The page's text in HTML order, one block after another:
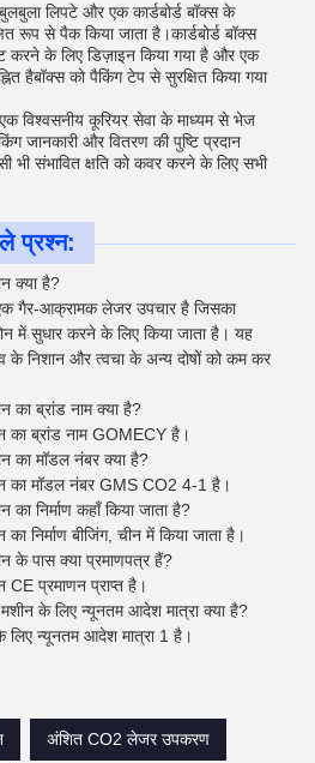
लिपटे और एक कार्डबोर्ड बॉक्स के
रूप से पैक किया जाता है।कार्डबोर्ड बॉक्स
के लिए डिज़ाइन किया गया है और एक
हैबॉक्स को पैकिंग टेप से सुरक्षित किया गया
विश्वसनीय कूरियर सेवा के माध्यम से भेज
जानकारी और वितरण की पुष्टि प्रदान
भी संभावित क्षति को कवर करने के लिए सभी
प्रश्न:
क्या है?
गैर-आक्रामक लेजर उपचार है जिसका
में सुधार करने के लिए किया जाता है। यह
के निशान और त्वचा के अन्य दोषों को कम कर
ब्रांड नाम क्या है?
का ब्रांड नाम GOMECY है।
का मॉडल नंबर क्या है?
का मॉडल नंबर GMS CO2 4-1 है।
निर्माण कहाँ किया जाता है?
निर्माण बीजिंग, चीन में किया जाता है।
के पास क्या प्रमाणपत्र हैं?
प्रमाणन प्राप्त है।
के लिए न्यूनतम आदेश मात्रा क्या है?
न्यूनतम आदेश मात्रा 1 है।
अंशित CO2 लेजर उपकरण